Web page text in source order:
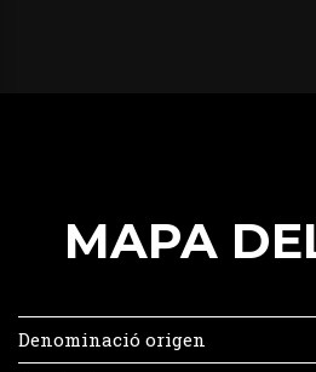
MAPA
Denominació origen